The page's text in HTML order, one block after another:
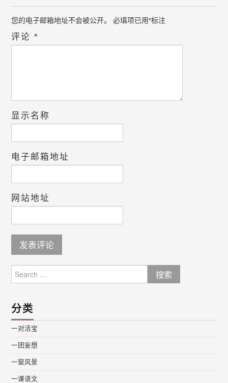
您的电子邮箱地址不会被公开。 必填项已用*标注
评论*
显示名称
电子邮箱地址
网站地址
for:
分类
一对活宝
一团妄想
一窗风景
一课语文